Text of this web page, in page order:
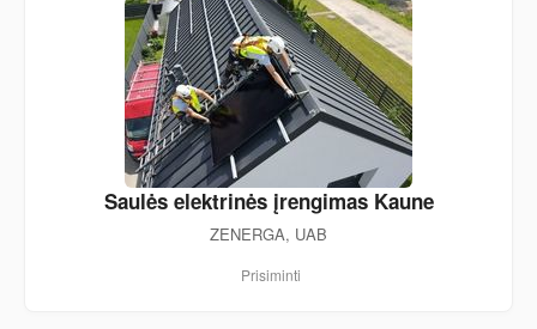
Saulės elektrinės įrengimas Kaune
ZENERGA, UAB
Prisiminti